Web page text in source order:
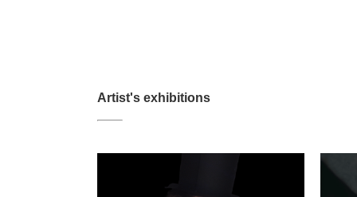
Artist's exhibitions